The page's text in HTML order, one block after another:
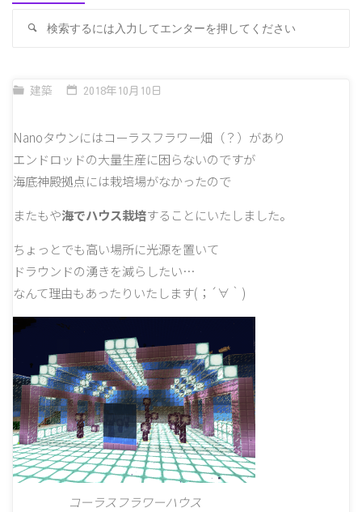
検
建築 2018年10月10日
Nanoタウンにはコーラスフラワー畑（？）があり
エンドロッドの大量生産に困らないのですが
海底神殿拠点には栽培場がなかったので
またもや海でハウス栽培することにいたしました。
ちょっとでも高い場所に光源を置いて
ドラウンドの湧きを減らしたい…
なんて理由もあったりいたします(；´∀｀)
コーラスフラワーハウス